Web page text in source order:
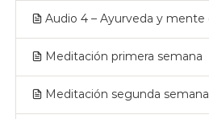
Audio 4 – Ayurveda y mente
Meditación primera semana
Meditación segunda semana